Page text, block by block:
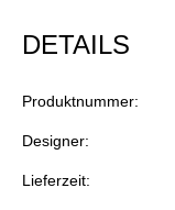
DETAILS
Produktnummer:
Designer:
Lieferzeit: